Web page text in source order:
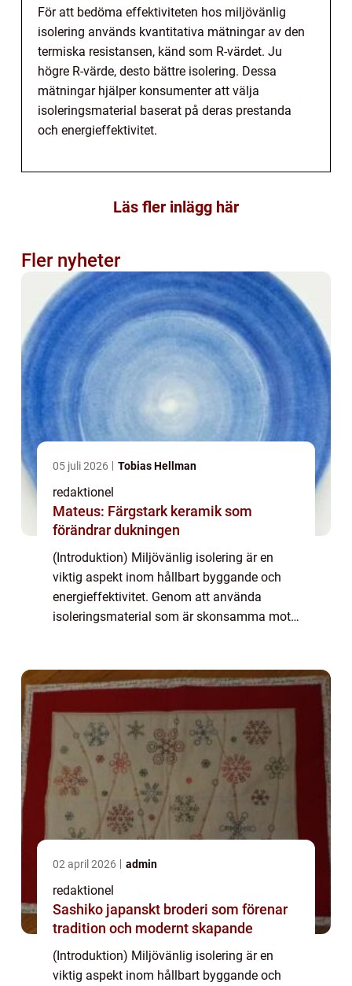
För att bedöma effektiviteten hos miljövänlig
isolering används kvantitativa mätningar av den
termiska resistansen, känd som R-värdet. Ju
högre R-värde, desto bättre isolering. Dessa
mätningar hjälper konsumenter att välja
isoleringsmaterial baserat på deras prestanda
och energieffektivitet.
Läs fler inlägg här
Fler nyheter
05 juli 2026 Tobias Hellman
redaktionel
Mateus: Färgstark keramik som
förändrar dukningen
(Introduktion) Miljövänlig isolering är en
viktig aspekt inom hållbart byggande och
energieffektivitet. Genom att använda
isoleringsmaterial som är skonsamma mot
02 april 2026 admin
redaktionel
Sashiko japanskt broderi som förenar
tradition och modernt skapande
(Introduktion) Miljövänlig isolering är en
viktig aspekt inom hållbart byggande och